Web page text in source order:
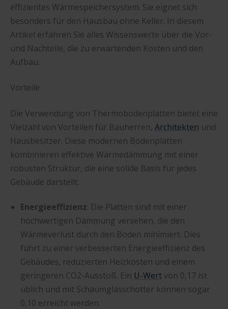
effizientes Wärmespeichersystem. Sie eignet sich
besonders für den Hausbau ohne Keller. In diesem
Artikel erfahren Sie alles Wissenswerte über die Vor-
und Nachteile, die zu erwartenden Kosten und den
Aufbau.
Vorteile
Die Verwendung von Thermobodenplatten bietet eine
Vielzahl von Vorteilen für Bauherren, Architekten und
Hausbesitzer. Diese modernen Bodenplatten
kombinieren effektive Wärmedämmung mit einer
robusten Struktur, die eine solide Basis für jedes
Gebäude darstellt.
Energieeffizienz: Die Platten sind mit einer
hochwertigen Dämmung versehen, die den
Wärmeverlust durch den Boden minimiert. Dies
führt zu einer verbesserten Energieeffizienz des
Gebäudes, reduzierten Heizkosten und einem
geringeren CO2-Ausstoß. Ein U-Wertvon 0,17 ist
üblich und mit Schaumglasschotter können sogar
0,10 erreicht werden.